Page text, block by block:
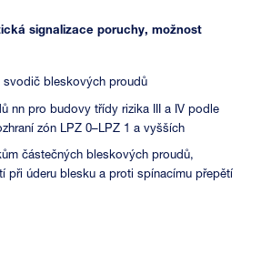
signalizace poruchy, možnost
bleskových proudů
nn pro budovy třídy rizika III a IV podle
zón LPZ 0–LPZ 1 a vyšších
částečných bleskových proudů,
při úderu blesku a proti spínacímu přepětí